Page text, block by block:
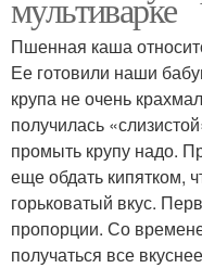
мультиварке
Пшенная каша
Ее готовили наши
крупа не очень
получилась
промыть крупу надо.
еще обдать кипятком,
горьковатый вкус.
пропорции. Со
получаться все